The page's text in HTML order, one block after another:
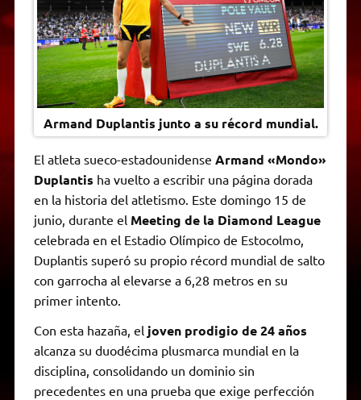
n
d
l
y
Armand Duplantis junto a su récord mundial.
El atleta sueco-estadounidense Armand «Mondo»
Duplantis ha vuelto a escribir una página dorada
en la historia del atletismo. Este domingo 15 de
junio, durante el Meeting de la Diamond League
celebrada en el Estadio Olímpico de Estocolmo,
Duplantis superó su propio récord mundial de salto
con garrocha al elevarse a 6,28 metros en su
primer intento.
Con esta hazaña, el joven prodigio de 24 años
alcanza su duodécima plusmarca mundial en la
disciplina, consolidando un dominio sin
precedentes en una prueba que exige perfección